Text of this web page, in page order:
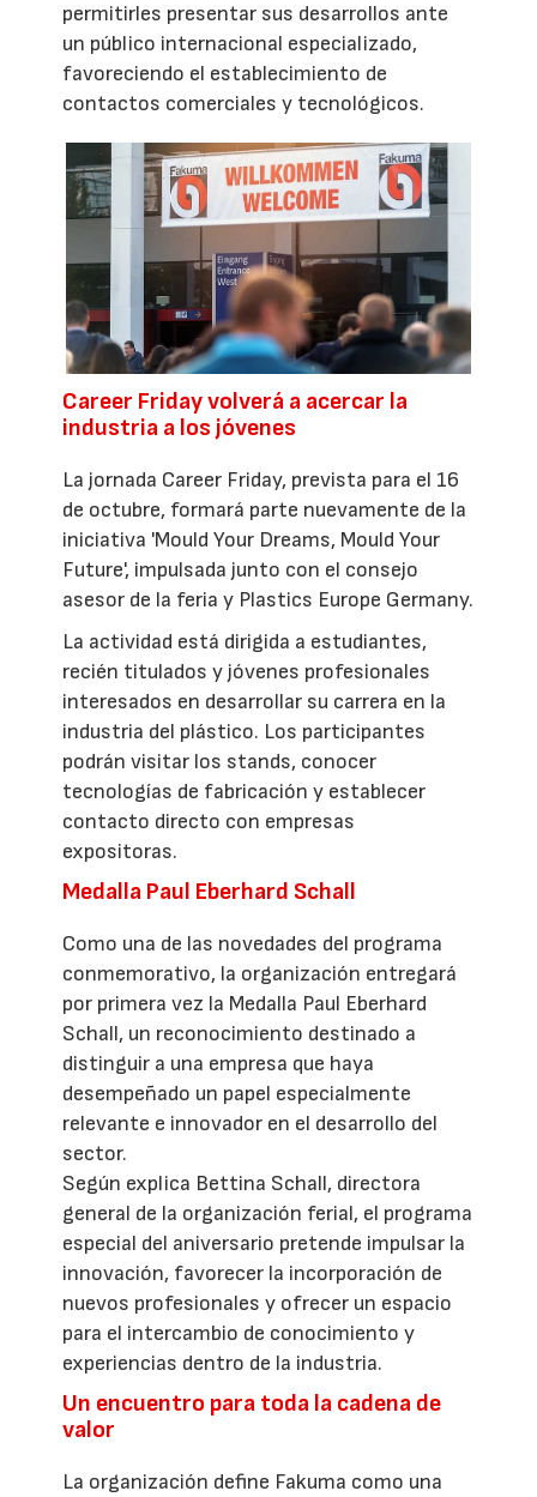
permitirles presentar sus desarrollos ante
un público internacional especializado,
favoreciendo el establecimiento de
contactos comerciales y tecnológicos.
Career Friday volverá a acercar la
industria a los jóvenes
La jornada Career Friday, prevista para el 16
de octubre, formará parte nuevamente de la
iniciativa 'Mould Your Dreams, Mould Your
Future', impulsada junto con el consejo
asesor de la feria y Plastics Europe Germany.
La actividad está dirigida a estudiantes,
recién titulados y jóvenes profesionales
interesados en desarrollar su carrera en la
industria del plástico. Los participantes
podrán visitar los stands, conocer
tecnologías de fabricación y establecer
contacto directo con empresas
expositoras.
Medalla Paul Eberhard Schall
Como una de las novedades del programa
conmemorativo, la organización entregará
por primera vez la Medalla Paul Eberhard
Schall, un reconocimiento destinado a
distinguir a una empresa que haya
desempeñado un papel especialmente
relevante e innovador en el desarrollo del
sector.
Según explica Bettina Schall, directora
general de la organización ferial, el programa
especial del aniversario pretende impulsar la
innovación, favorecer la incorporación de
nuevos profesionales y ofrecer un espacio
para el intercambio de conocimiento y
experiencias dentro de la industria.
Un encuentro para toda la cadena de
valor
La organización define Fakuma como una